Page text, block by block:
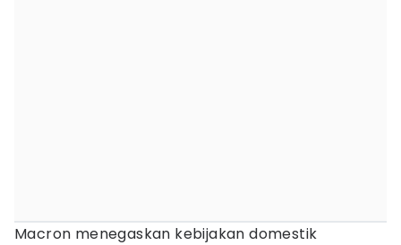
Macron menegaskan kebijakan domestik